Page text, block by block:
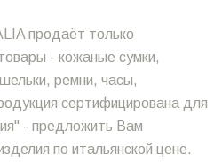
продаёт только
- кожаные сумки,
ремни, часы,
сертифицирована для
- предложить Вам
по итальянской цене.